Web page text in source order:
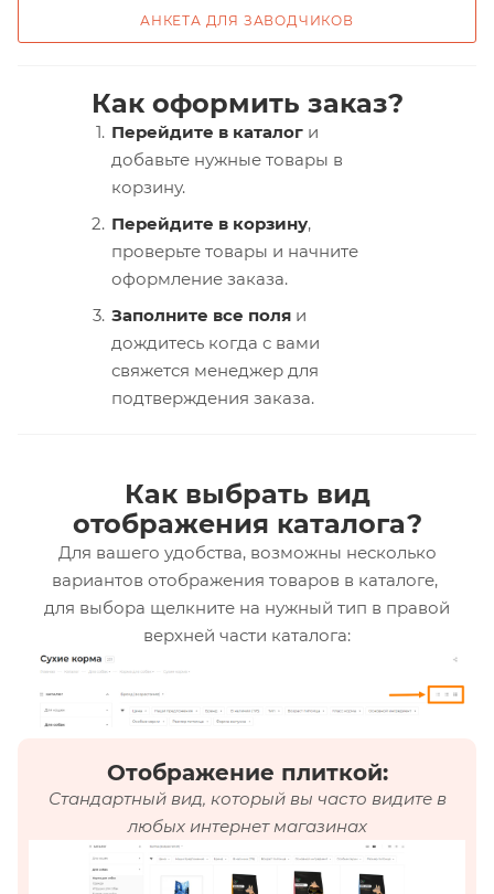
АНКЕТА ДЛЯ ЗАВОДЧИКОВ
Как оформить заказ?
Перейдите в каталог и
добавьте нужные товары в
корзину.
Перейдите в корзину,
проверьте товары и начните
оформление заказа.
Заполните все поля и
дождитесь когда с вами
свяжется менеджер для
подтверждения заказа.
Как выбрать вид
отображения каталога?
Для вашего удобства, возможны несколько
вариантов отображения товаров в каталоге,
для выбора щелкните на нужный тип в правой
верхней части каталога:
Отображение плиткой:
Стандартный вид, который вы часто видите в
любых интернет магазинах